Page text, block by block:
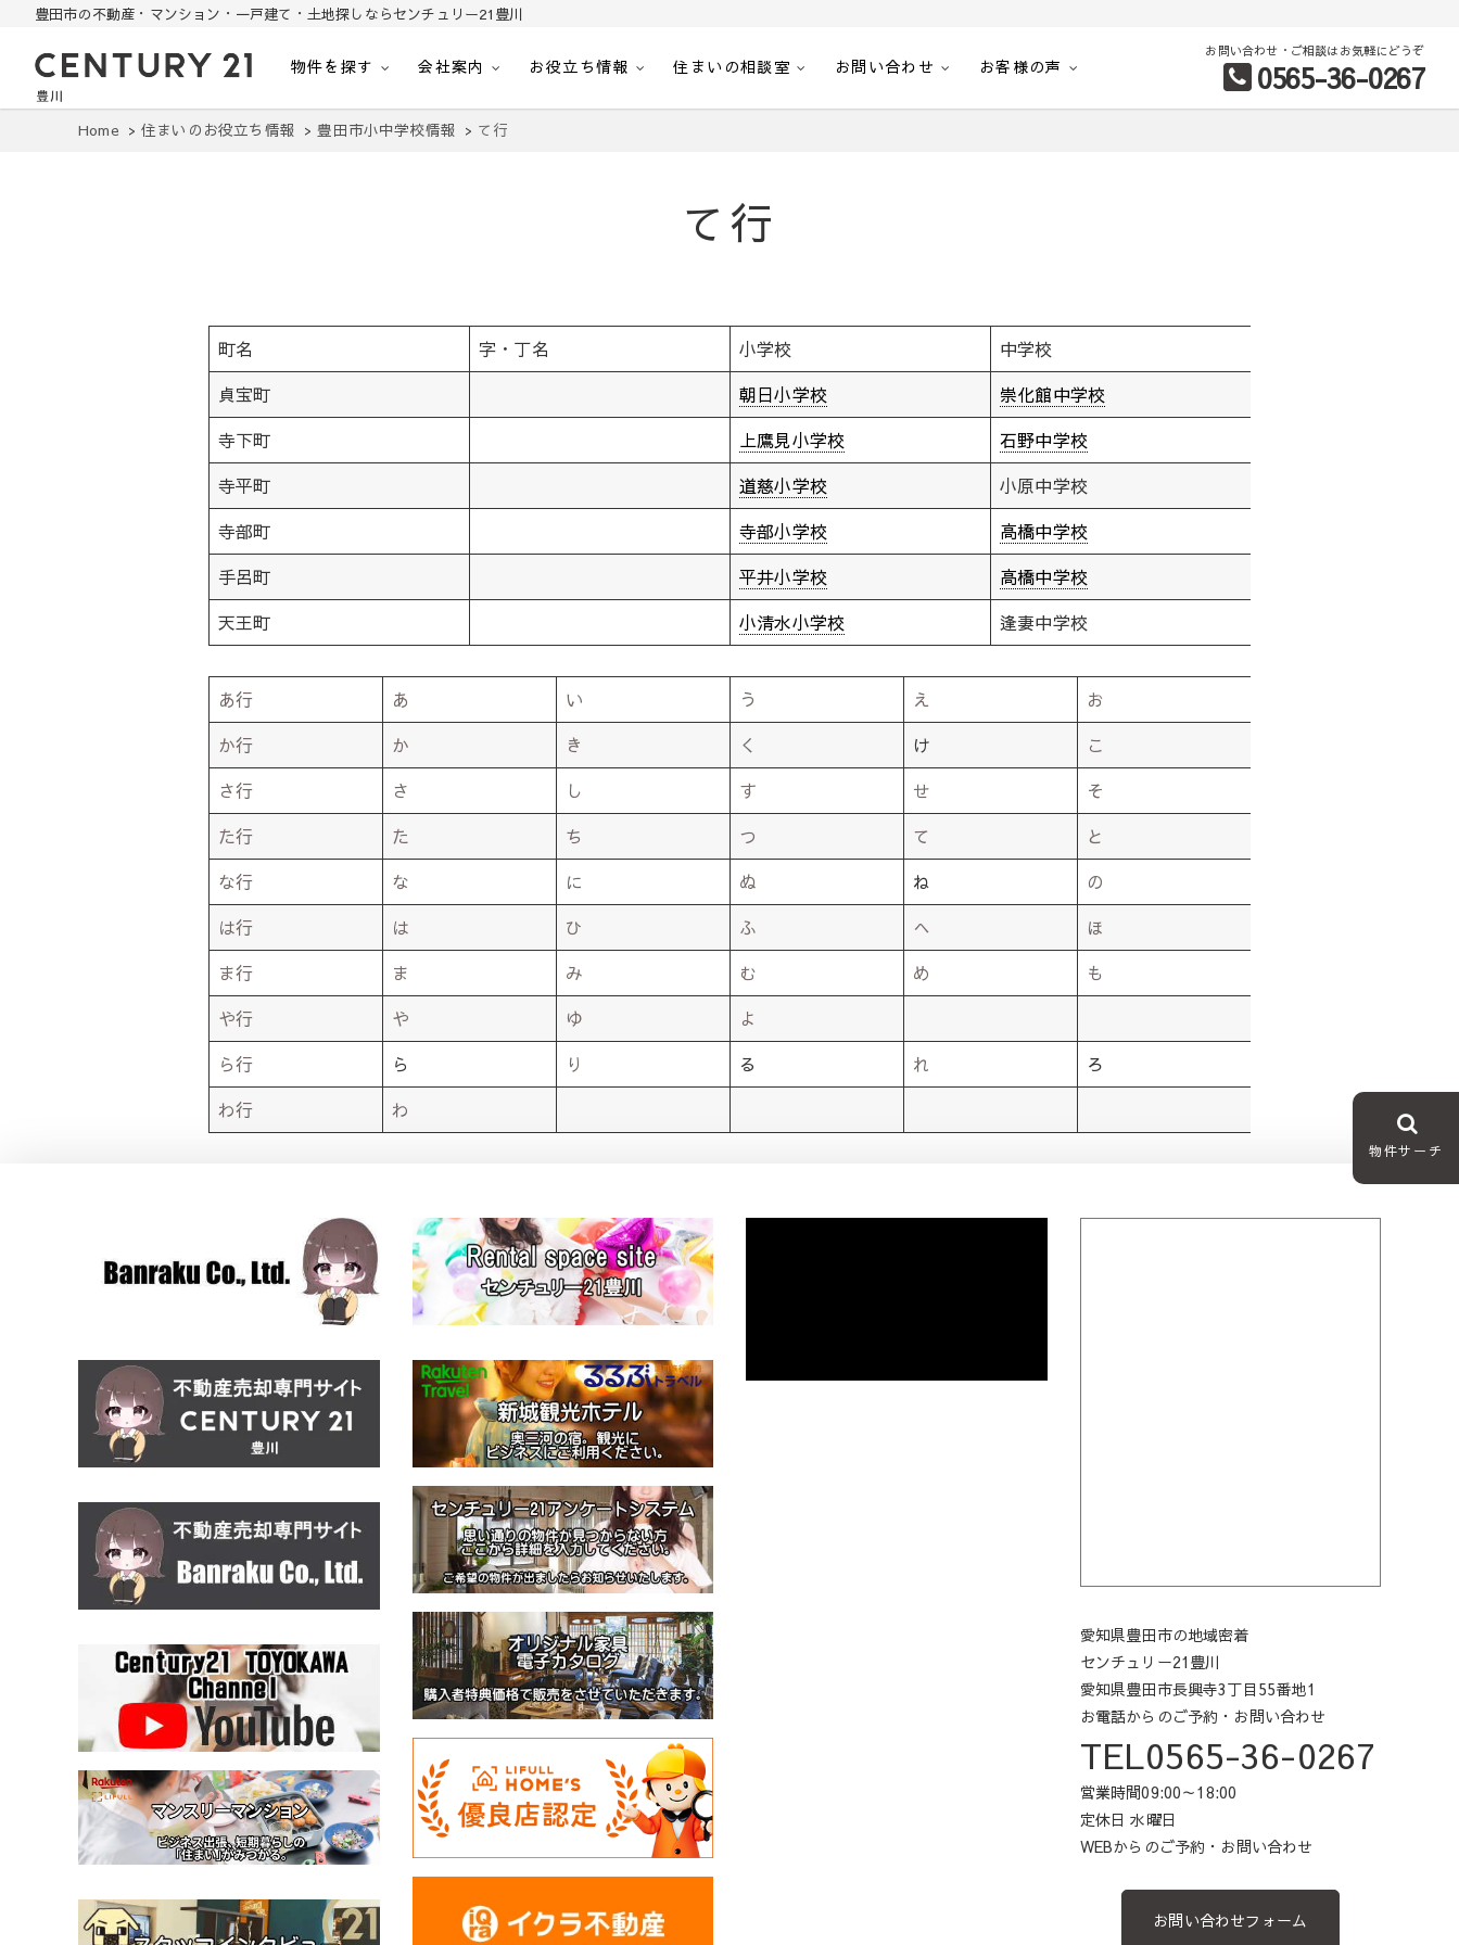
豊田市の不動産・マンション・一戸建て・土地探しならセンチュリー21豊川
豊田市の中古住宅・土地・リノベ物件探し｜センチュリー21豊川
物件を探す 会社案内 お役立ち情報 住まいの相談室 お問い合わせ お客様の声
お問い合わせ・ご相談はお気軽にどうぞ
0565-36-0267
Home 住まいのお役立ち情報 豊田市小中学校情報 て行
て行
町名 字・丁名 小学校
中学校
貞宝町
朝日小学校
崇化館中学校
寺下町
上鷹見小学校
石野中学校
寺平町
道慈小学校
小原中学校
寺部町
寺部小学校
高橋中学校
手呂町
平井小学校
高橋中学校
天王町
小清水小学校 逢妻中学校
あ行 あ い う え
お
か行
か き く け
こ
さ行
さ し す せ
そ
た行
た ち つ て
と
な行
な に ぬ ね
の
は行
は ひ ふ へ
ほ
ま行
ま み む め
も
や行
や ゆ
よ
ら行
ら り る れ
ろ
わ行
わ
物件サーチ
愛知県豊田市の地域密着
センチュリー21豊川
愛知県豊田市長興寺3丁目55番地1
お電話からのご予約・お問い合わせ
TEL0565-36-0267
営業時間09:00～18:00
定休日 水曜日
WEBからのご予約・お問い合わせ
お問い合わせフォーム